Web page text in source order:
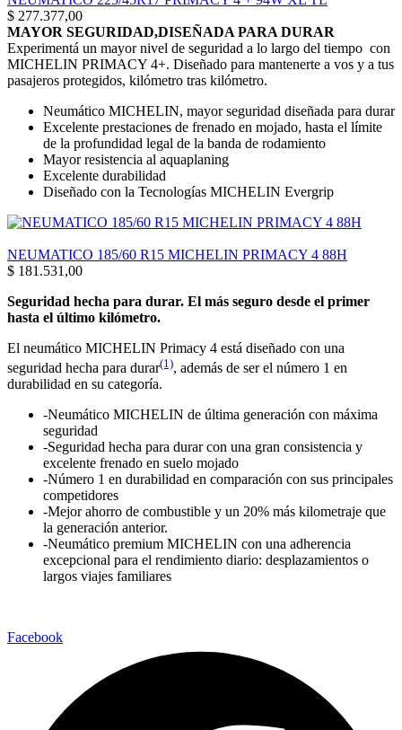
$ 277.377,00
MAYOR SEGURIDAD,DISEÑADA PARA DURAR
Experimentá un mayor nivel de seguridad a lo largo del tiempo con
MICHELIN PRIMACY 4+. Diseñado para mantenerte a vos y a tus
pasajeros protegidos, kilómetro tras kilómetro.
Neumático MICHELIN, mayor seguridad diseñada para durar
Excelente prestaciones de frenado en mojado, hasta el límite
de la profundidad legal de la banda de rodamiento
Mayor resistencia al aquaplaning
Excelente durabilidad
Diseñado con la Tecnologías MICHELIN Evergrip
NEUMATICO 185/60 R15 MICHELIN PRIMACY 4 88H
$ 181.531,00
Seguridad hecha para durar. El más seguro desde el primer
hasta el último kilómetro.
El neumático MICHELIN Primacy 4 está diseñado con una
seguridad hecha para durar(1), además de ser el número 1 en
durabilidad en su categoría.
-Neumático MICHELIN de última generación con máxima
seguridad
-Seguridad hecha para durar con una gran consistencia y
excelente frenado en suelo mojado
-Número 1 en durabilidad en comparación con sus principales
competidores
-Mejor ahorro de combustible y un 20% más kilometraje que
la generación anterior.
-Neumático premium MICHELIN con una adherencia
excepcional para el rendimiento diario: desplazamientos o
largos viajes familiares
Facebook